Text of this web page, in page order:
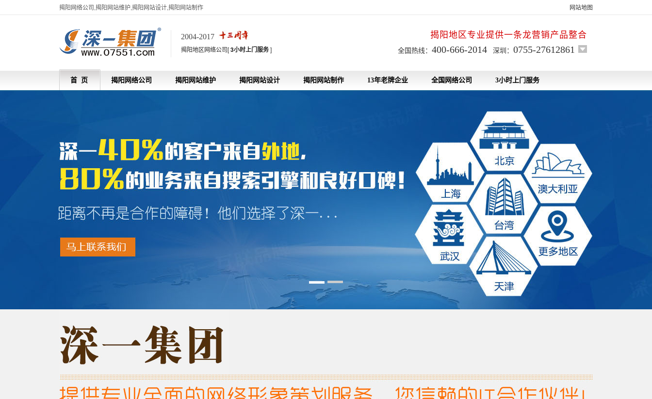
揭阳网络公司,揭阳网站维护,揭阳网站设计,揭阳网站制作 网站地图
2004-2017
揭阳地区网络公司[3小时上门服务]
揭阳地区专业提供一条龙营销产品整合
全国热线： 400-666-2014 深圳： 0755-27612861
首 页 揭阳网络公司 揭阳网站维护 揭阳网站设计 揭阳网站制作 13年老牌企业 全国网络公司 3小时上门服务